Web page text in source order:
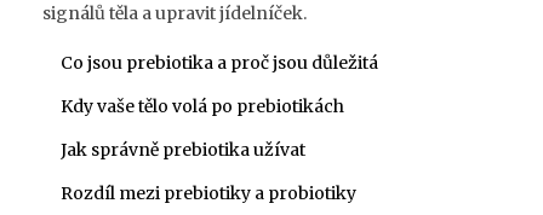
signálů těla a upravit jídelníček.
Co jsou prebiotika a proč jsou důležitá
Kdy vaše tělo volá po prebiotikách
Jak správně prebiotika užívat
Rozdíl mezi prebiotiky a probiotiky